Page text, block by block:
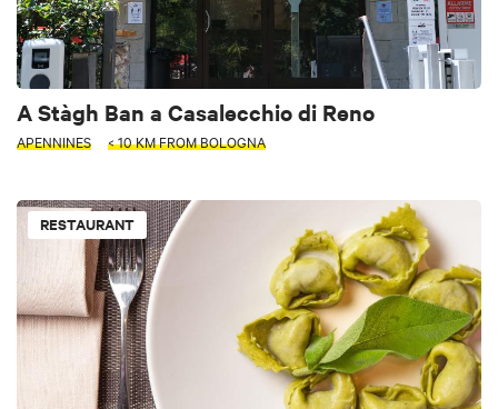
A Stàgh Ban a Casalecchio di Reno
APENNINES < 10 KM FROM BOLOGNA
RESTAURANT